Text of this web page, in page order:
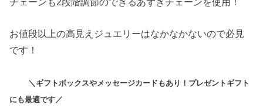
お値段以上の高見えジュエリーはなかなかないので必見
です！
＼ギフトボックスやメッセージカードもあり！プレゼントギフト
にも最適です／